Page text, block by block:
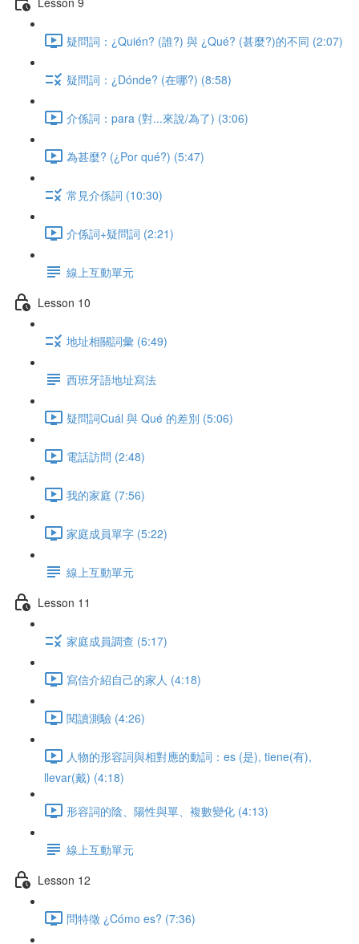
疑問詞：¿Quién? (誰?) 與 ¿Qué? (甚麼?)的不同 (2:07)
疑問詞：¿Dónde? (在哪?) (8:58)
介係詞：para (對...來說/為了) (3:06)
為甚麼? (¿Por qué?) (5:47)
常見介係詞 (10:30)
介係詞+疑問詞 (2:21)
線上互動單元
Lesson 10
地址相關詞彙 (6:49)
西班牙語地址寫法
疑問詞Cuál 與 Qué 的差別 (5:06)
電話訪問 (2:48)
我的家庭 (7:56)
家庭成員單字 (5:22)
線上互動單元
Lesson 11
家庭成員調查 (5:17)
寫信介紹自己的家人 (4:18)
閱讀測驗 (4:26)
人物的形容詞與相對應的動詞：es (是), tiene(有),
llevar(戴) (4:18)
形容詞的陰、陽性與單、複數變化 (4:13)
線上互動單元
Lesson 12
問特徵 ¿Cómo es? (7:36)